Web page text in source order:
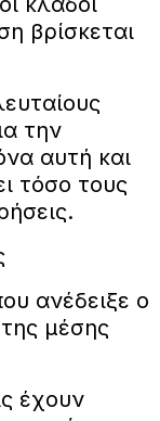
βρίσκεται
την
αυτή και
τόσο τους
ανέδειξε ο
μέσης
έχουν